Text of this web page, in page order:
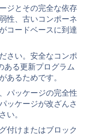
ジとその完全な依存
性、古いコンポーネ
コードベースに到達
さい。安全なコンポ
ある更新プログラム
あるためです。
パッケージの完全性
ッケージが改ざんさ
い。
付けまたはブロック